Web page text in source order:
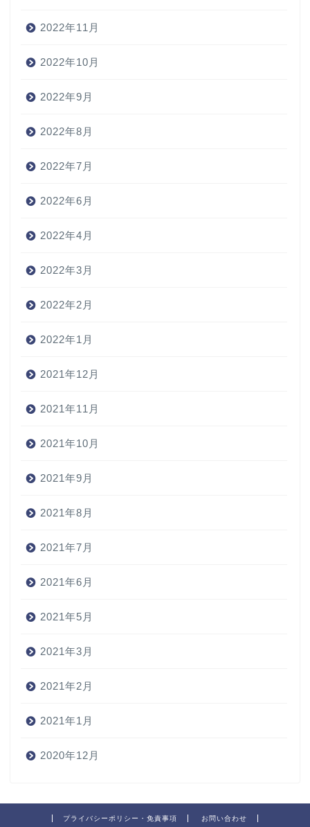
2022年11月
2022年10月
2022年9月
2022年8月
2022年7月
2022年6月
2022年4月
2022年3月
2022年2月
2022年1月
2021年12月
2021年11月
2021年10月
2021年9月
2021年8月
2021年7月
2021年6月
2021年5月
2021年3月
2021年2月
2021年1月
2020年12月
プライバシーポリシー・免責事項 お問い合わせ